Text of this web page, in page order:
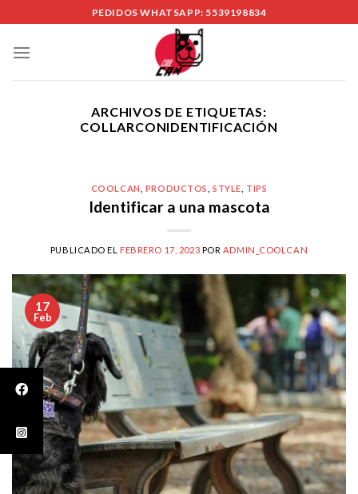
to
content
PEDIDOS WHATSAPP: 5539198834
ARCHIVOS DE ETIQUETAS:
COLLARCONIDENTIFICACIÓN
COOLCAN PRODUCTOS ,STYLE TIPS
Identificar a una mascota
PUBLICADO EL FEBRERO 17, 2023 POR ADMIN_COOLCAN
17
Feb